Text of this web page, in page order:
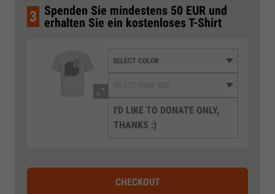
3 Spenden Sie mindestens 50 EUR und
erhalten Sie ein kostenloses T-Shirt
I'D LIKE TO DONATE ONLY,
THANKS :)
CHECKOUT